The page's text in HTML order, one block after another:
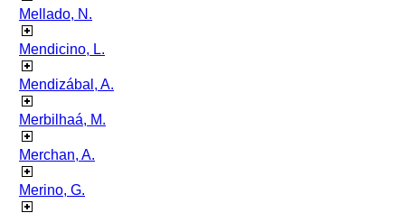
Mellado, N.
Mendicino, L.
Mendizábal, A.
Merbilhaá, M.
Merchan, A.
Merino, G.